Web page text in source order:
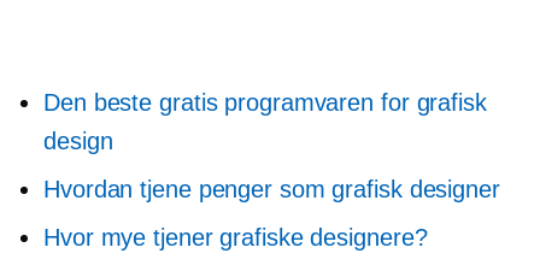
Den beste gratis programvaren for grafisk
design
Hvordan tjene penger som grafisk designer
Hvor mye tjener grafiske designere?